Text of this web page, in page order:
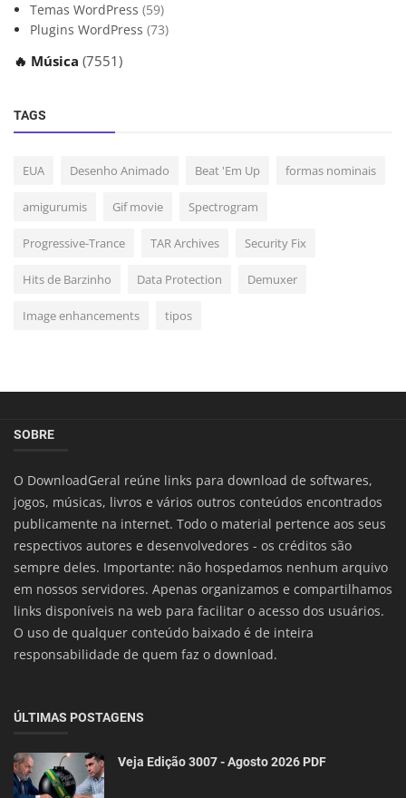
Temas WordPress (59)
Plugins WordPress (73)
🔥 Música (7551)
TAGS
EUA Desenho Animado Beat 'Em Up formas nominais
amigurumis Gif movie Spectrogram
Progressive-Trance TAR Archives Security Fix
Hits de Barzinho Data Protection Demuxer
Image enhancements tipos
SOBRE
O DownloadGeral reúne links para download de softwares,
jogos, músicas, livros e vários outros conteúdos encontrados
publicamente na internet. Todo o material pertence aos seus
respectivos autores e desenvolvedores - os créditos são
sempre deles. Importante: não hospedamos nenhum arquivo
em nossos servidores. Apenas organizamos e compartilhamos
links disponíveis na web para facilitar o acesso dos usuários.
O uso de qualquer conteúdo baixado é de inteira
responsabilidade de quem faz o download.
ÚLTIMAS POSTAGENS
Veja Edição 3007 - Agosto 2026 PDF